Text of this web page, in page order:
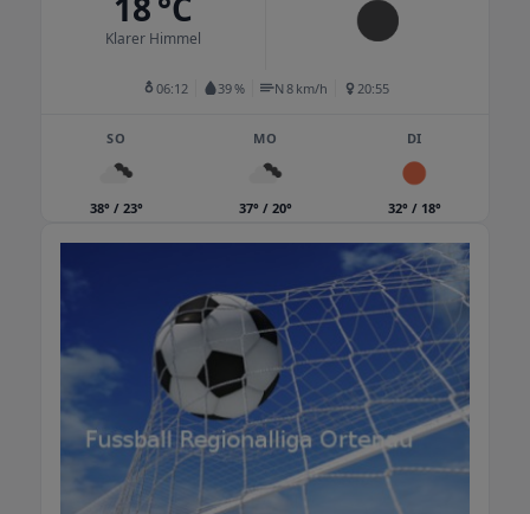
Terminvereinbarung.
Klarer Himmel
06:12 39 % N 8 km/h 20:55
SO
38° / 23°
MO
37° / 20°
DI
32° / 18°